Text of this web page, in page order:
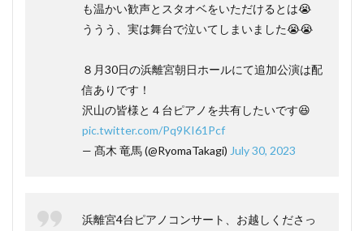
も温かい歓声とスタオベをいただけるとは😭
ううう、実は舞台で泣いてしまいました😭😭
８月30日の浜離宮朝日ホールにて追加公演は配
信ありです！
沢山の皆様と４台ピアノを共有したいです😆
pic.twitter.com/Pq9KI61Pcf
— 髙木 竜馬 (@RyomaTakagi) July 30, 2023
浜離宮4台ピアノコンサート、お越しくださっ